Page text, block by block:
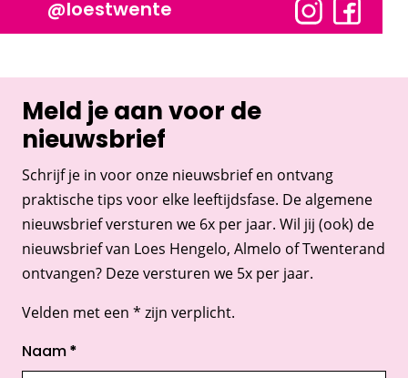
@loestwente
Meld je aan voor de
nieuwsbrief
Schrijf je in voor onze nieuwsbrief en ontvang
praktische tips voor elke leeftijdsfase. De algemene
nieuwsbrief versturen we 6x per jaar. Wil jij (ook) de
nieuwsbrief van Loes Hengelo, Almelo of Twenterand
ontvangen? Deze versturen we 5x per jaar.
Velden met een * zijn verplicht.
Naam *